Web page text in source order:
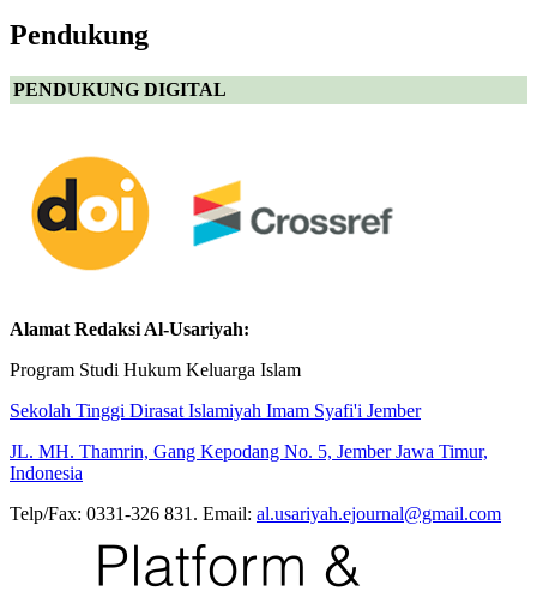
Pendukung
PENDUKUNG DIGITAL
Alamat Redaksi Al-Usariyah:
Program Studi Hukum Keluarga Islam
Sekolah Tinggi Dirasat Islamiyah Imam Syafi'i Jember
JL. MH. Thamrin, Gang Kepodang No. 5, Jember Jawa Timur,
Indonesia
Telp/Fax: 0331-326 831. Email: al.usariyah.ejournal@gmail.com